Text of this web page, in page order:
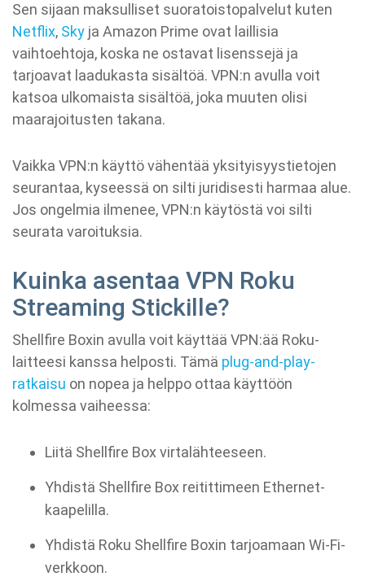
Sen sijaan maksulliset suoratoistopalvelut kuten
Netflix, Sky ja Amazon Prime ovat laillisia
vaihtoehtoja, koska ne ostavat lisenssejä ja
tarjoavat laadukasta sisältöä. VPN:n avulla voit
katsoa ulkomaista sisältöä, joka muuten olisi
maarajoitusten takana.
Vaikka VPN:n käyttö vähentää yksityisyystietojen
seurantaa, kyseessä on silti juridisesti harmaa alue.
Jos ongelmia ilmenee, VPN:n käytöstä voi silti
seurata varoituksia.
Kuinka asentaa VPN Roku
Streaming Stickille?
Shellfire Boxin avulla voit käyttää VPN:ää Roku-
laitteesi kanssa helposti. Tämä plug-and-play-
ratkaisu on nopea ja helppo ottaa käyttöön
kolmessa vaiheessa:
Liitä Shellfire Box virtalähteeseen.
Yhdistä Shellfire Box reitittimeen Ethernet-
kaapelilla.
Yhdistä Roku Shellfire Boxin tarjoamaan Wi-Fi-
verkkoon.